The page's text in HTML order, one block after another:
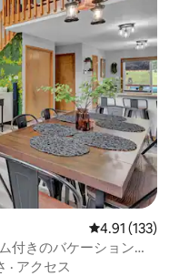
レビュー133
4.91 (133)
付きのバケーションホ
· アクセス